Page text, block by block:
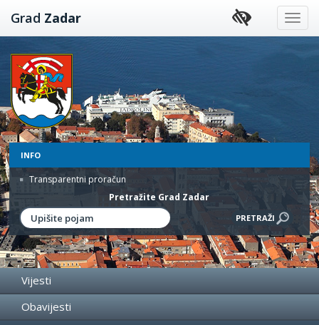
Preskoči
na
Grad Zadar
INFO
Transparentni proračun
Pretražite Grad Zadar
Vijesti
Obavijesti